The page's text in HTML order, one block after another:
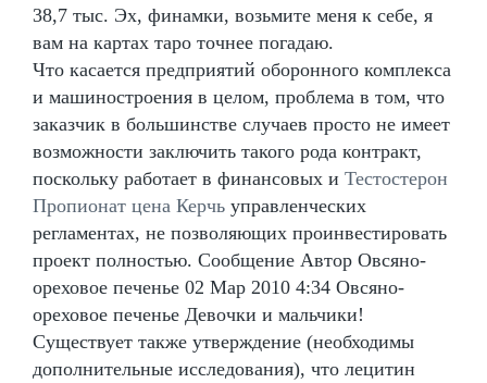
38,7 тыс. Эх, финамки, возьмите меня к себе, я
вам на картах таро точнее погадаю.
Что касается предприятий оборонного комплекса
и машиностроения в целом, проблема в том, что
заказчик в большинстве случаев просто не имеет
возможности заключить такого рода контракт,
поскольку работает в финансовых и Тестостерон
Пропионат цена Керчь управленческих
регламентах, не позволяющих проинвестировать
проект полностью. Сообщение Автор Овсяно-
ореховое печенье 02 Мар 2010 4:34 Овсяно-
ореховое печенье Девочки и мальчики!
Существует также утверждение (необходимы
дополнительные исследования), что лецитин